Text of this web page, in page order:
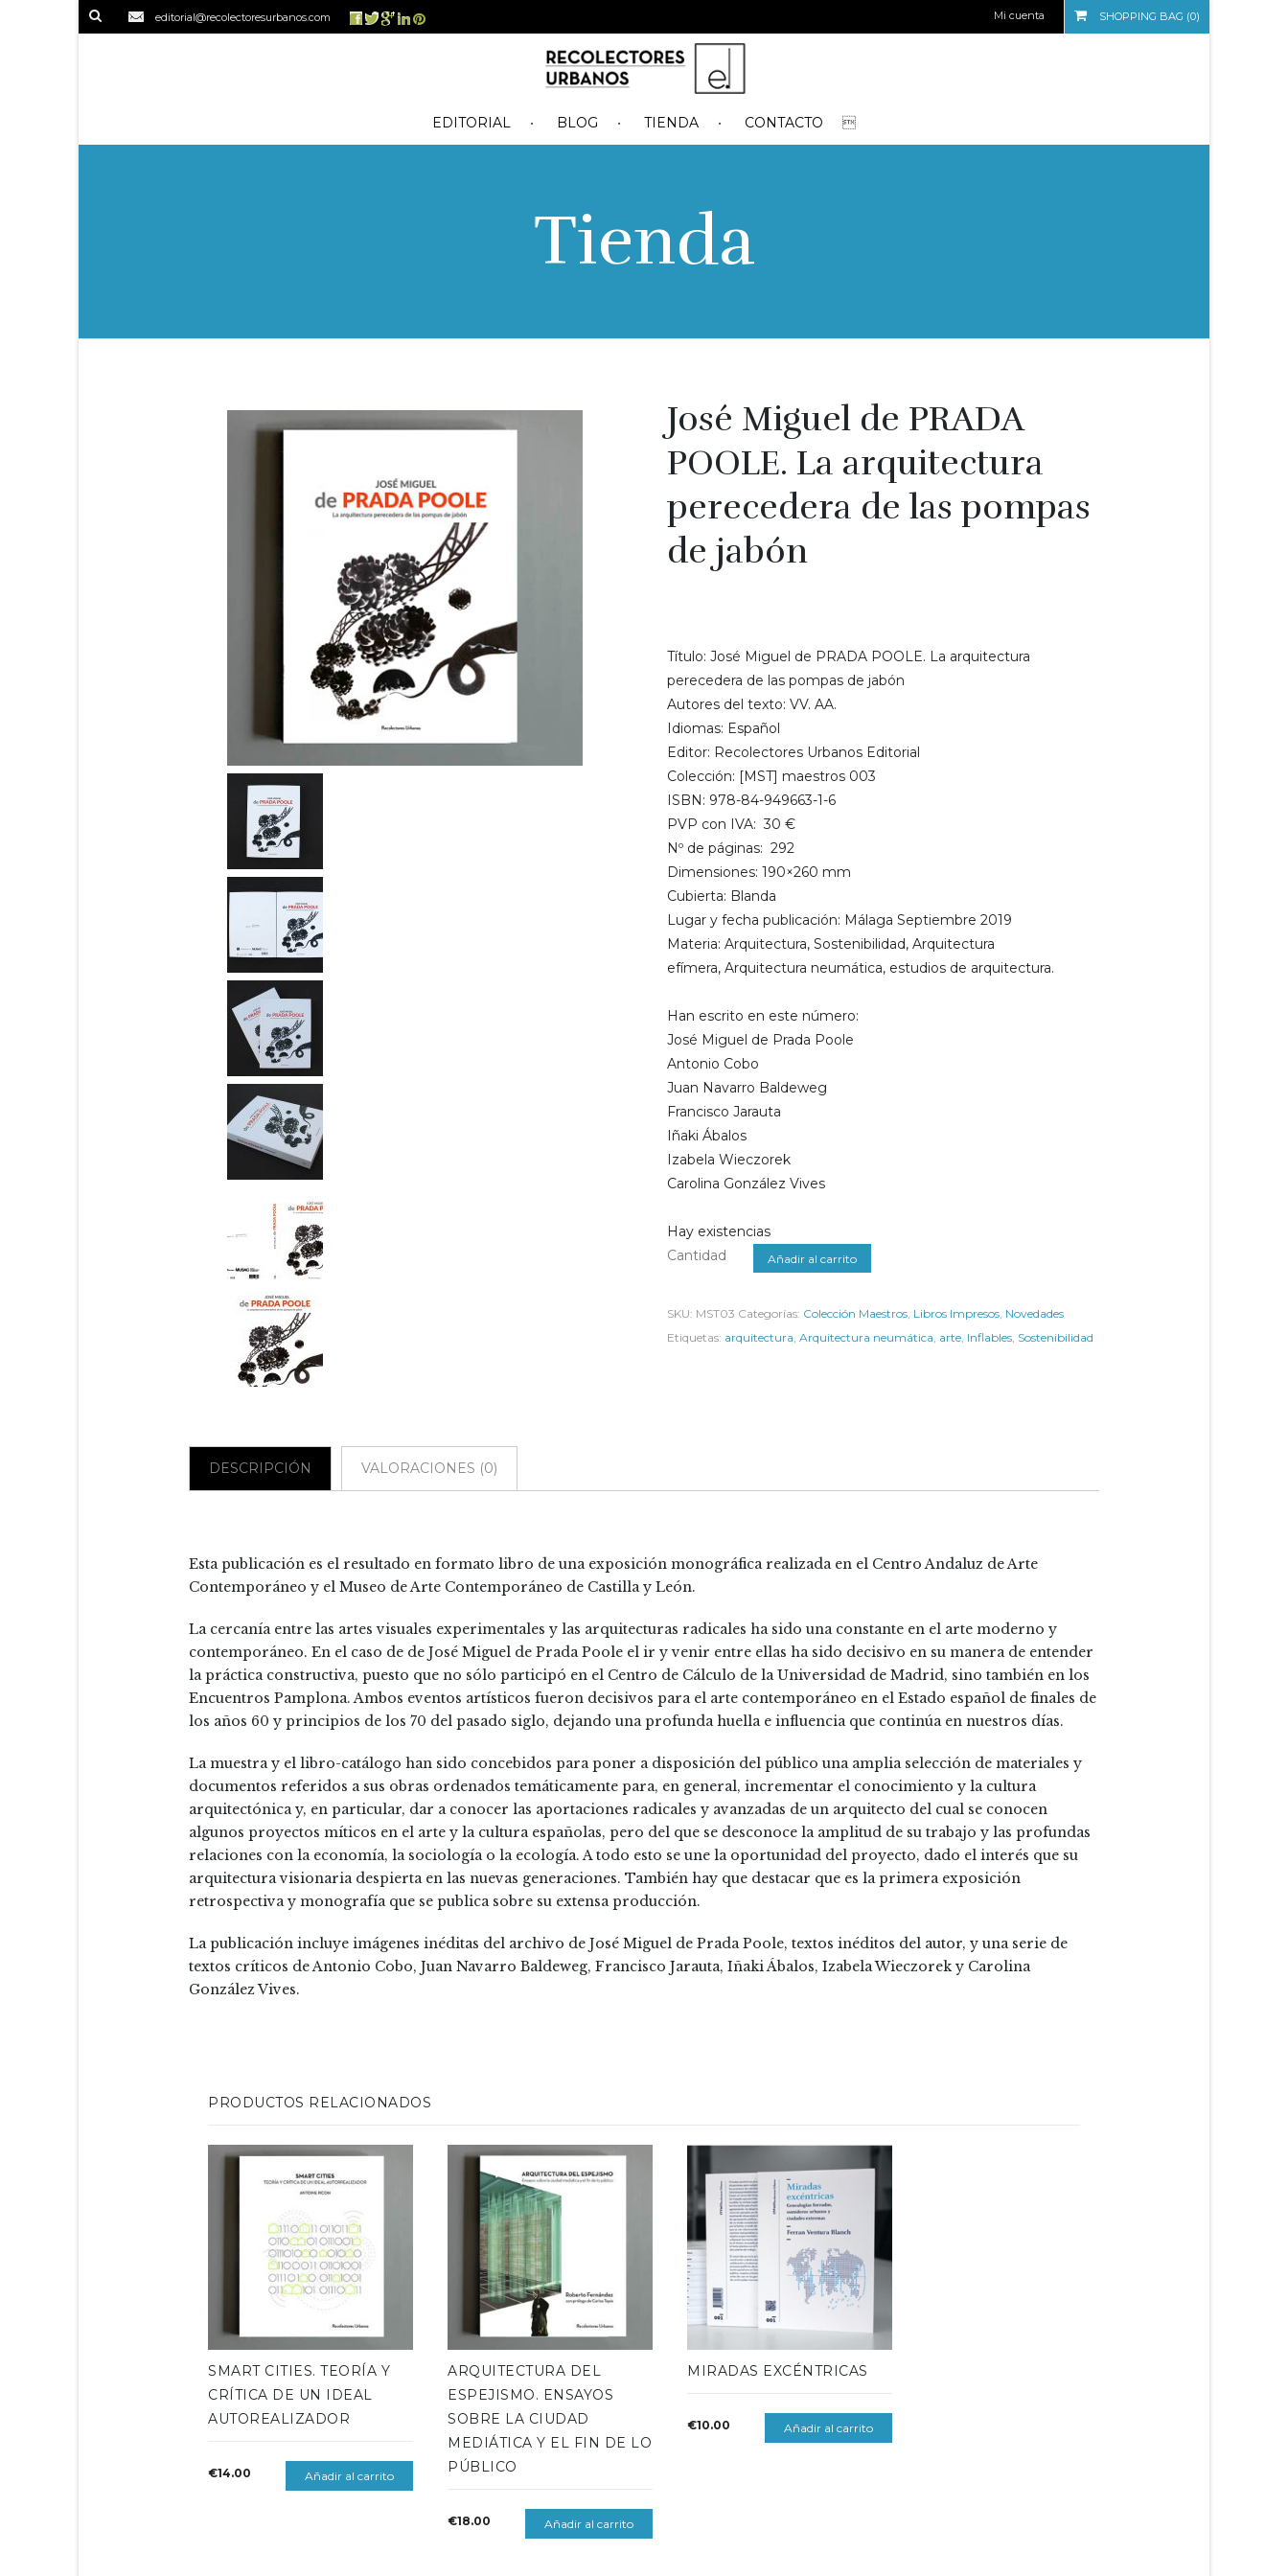
editorial@recolectoresurbanos.com SHOPPING BAG (0)
Mi cuenta
EDITORIAL BLOG TIENDA CONTACTO
Tienda
José Miguel de PRADA
POOLE. La arquitectura
perecedera de las pompas
de jabón
Título: José Miguel de PRADA POOLE. La arquitectura
perecedera de las pompas de jabón
Autores del texto: VV. AA.
Idiomas: Español
Editor: Recolectores Urbanos Editorial
Colección: [MST] maestros 003
ISBN: 978-84-949663-1-6
PVP con IVA: 30 €
Nº de páginas: 292
Dimensiones: 190×260 mm
Cubierta: Blanda
Lugar y fecha publicación: Málaga Septiembre 2019
Materia: Arquitectura, Sostenibilidad, Arquitectura
efímera, Arquitectura neumática, estudios de arquitectura.
Han escrito en este número:
José Miguel de Prada Poole
Antonio Cobo
Juan Navarro Baldeweg
Francisco Jarauta
Iñaki Ábalos
Izabela Wieczorek
Carolina González Vives
Hay existencias
Cantidad
Añadir al carrito
SKU: MST03 Categorías: Colección Maestros, Libros Impresos, Novedades
Etiquetas: arquitectura, Arquitectura neumática, arte, Inflables, Sostenibilidad
DESCRIPCIÓN VALORACIONES (0)
Esta publicación es el resultado en formato libro de una exposición monográfica realizada en el Centro Andaluz de Arte
Contemporáneo y el Museo de Arte Contemporáneo de Castilla y León.
La cercanía entre las artes visuales experimentales y las arquitecturas radicales ha sido una constante en el arte moderno y
contemporáneo. En el caso de de José Miguel de Prada Poole el ir y venir entre ellas ha sido decisivo en su manera de entender
la práctica constructiva, puesto que no sólo participó en el Centro de Cálculo de la Universidad de Madrid, sino también en los
Encuentros Pamplona. Ambos eventos artísticos fueron decisivos para el arte contemporáneo en el Estado español de finales de
los años 60 y principios de los 70 del pasado siglo, dejando una profunda huella e influencia que continúa en nuestros días.
La muestra y el libro-catálogo han sido concebidos para poner a disposición del público una amplia selección de materiales y
documentos referidos a sus obras ordenados temáticamente para, en general, incrementar el conocimiento y la cultura
arquitectónica y, en particular, dar a conocer las aportaciones radicales y avanzadas de un arquitecto del cual se conocen
algunos proyectos míticos en el arte y la cultura españolas, pero del que se desconoce la amplitud de su trabajo y las profundas
relaciones con la economía, la sociología o la ecología. A todo esto se une la oportunidad del proyecto, dado el interés que su
arquitectura visionaria despierta en las nuevas generaciones. También hay que destacar que es la primera exposición
retrospectiva y monografía que se publica sobre su extensa producción.
La publicación incluye imágenes inéditas del archivo de José Miguel de Prada Poole, textos inéditos del autor, y una serie de
textos críticos de Antonio Cobo, Juan Navarro Baldeweg, Francisco Jarauta, Iñaki Ábalos, Izabela Wieczorek y Carolina
González Vives.
PRODUCTOS RELACIONADOS
SMART CITIES. TEORÍA Y
CRÍTICA DE UN IDEAL
AUTOREALIZADOR
€14.00 Añadir al carrito
ARQUITECTURA DEL
ESPEJISMO. ENSAYOS
SOBRE LA CIUDAD
MEDIÁTICA Y EL FIN DE LO
PÚBLICO
€18.00 Añadir al carrito
MIRADAS EXCÉNTRICAS
€10.00 Añadir al carrito